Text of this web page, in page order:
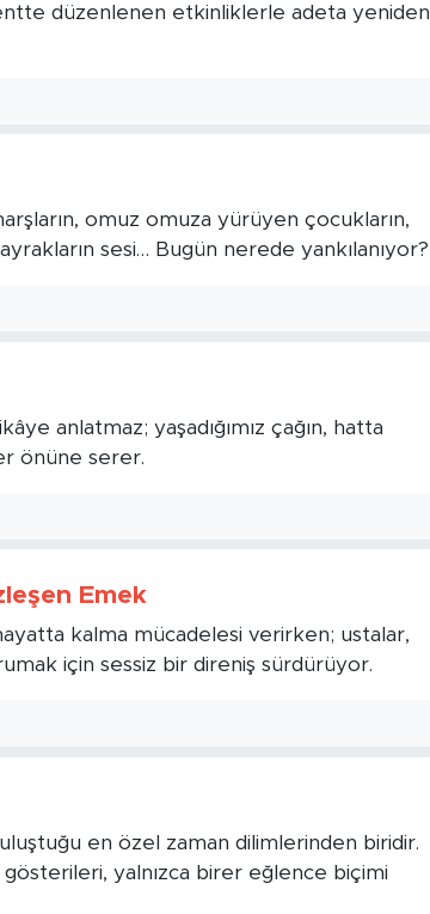
düzenlenen etkinliklerle adeta yeniden
omuz omuza yürüyen çocukların,
sesi… Bugün nerede yankılanıyor?
anlatmaz; yaşadığımız çağın, hatta
önüne serer.
Emek
kalma mücadelesi verirken; ustalar,
için sessiz bir direniş sürdürüyor.
en özel zaman dilimlerinden biridir.
yalnızca birer eğlence biçimi